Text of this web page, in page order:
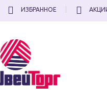
ИЗБРАННОЕ